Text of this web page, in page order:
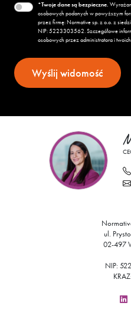
*Twoje dane są bezpieczne.
osobowych podanych w powyższym
przez firmę: Normative sp. z o.o. z
NIP:5223303562. Szczegółowe
osobowych przez administratora i
ul.
02-497
NIP: 522